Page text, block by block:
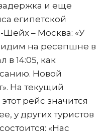
и еще
египетской
– Москва: «У
на ресепшне в
в 14:05, как
Новой
На текущий
рейс значится
у других туристов
«Нас